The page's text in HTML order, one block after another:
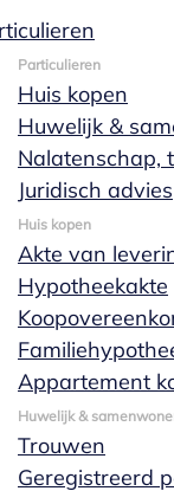
Particulieren
Huis kopen
Huwelijk &
Nalatenschap,
Juridisch advies
Huis kopen
Akte van
Hypotheekakte
Appartement
Huwelijk &
Trouwen
Geregistreerd
een
goed laat
en
belangrijk
met jouw